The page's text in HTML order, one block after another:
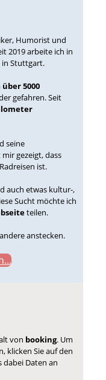
Humorist und
2019 arbeite ich in
in Stuttgart.
über 5000
gefahren. Seit
seine
gezeigt, dass
ist.
auch etwas kultur-,
Sucht möchte ich
teilen.
anstecken.
von booking. Um
klicken Sie auf den
dabei Daten an